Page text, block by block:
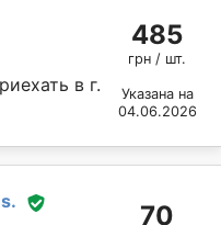
в г.
485
грн / шт.
Указана на
04.06.2026
70